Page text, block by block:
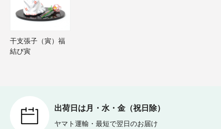
干支張子（寅）福
結び寅
出荷日は月・水・金（祝日除）
ヤマト運輸・最短で翌日のお届け